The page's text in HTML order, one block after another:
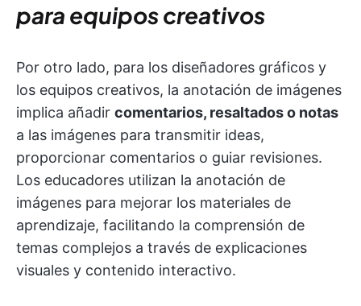
para equipos creativos
Por otro lado, para los diseñadores gráficos y
los equipos creativos, la anotación de imágenes
implica añadir comentarios, resaltados o notas
a las imágenes para transmitir ideas,
proporcionar comentarios o guiar revisiones.
Los educadores utilizan la anotación de
imágenes para mejorar los materiales de
aprendizaje, facilitando la comprensión de
temas complejos a través de explicaciones
visuales y contenido interactivo.